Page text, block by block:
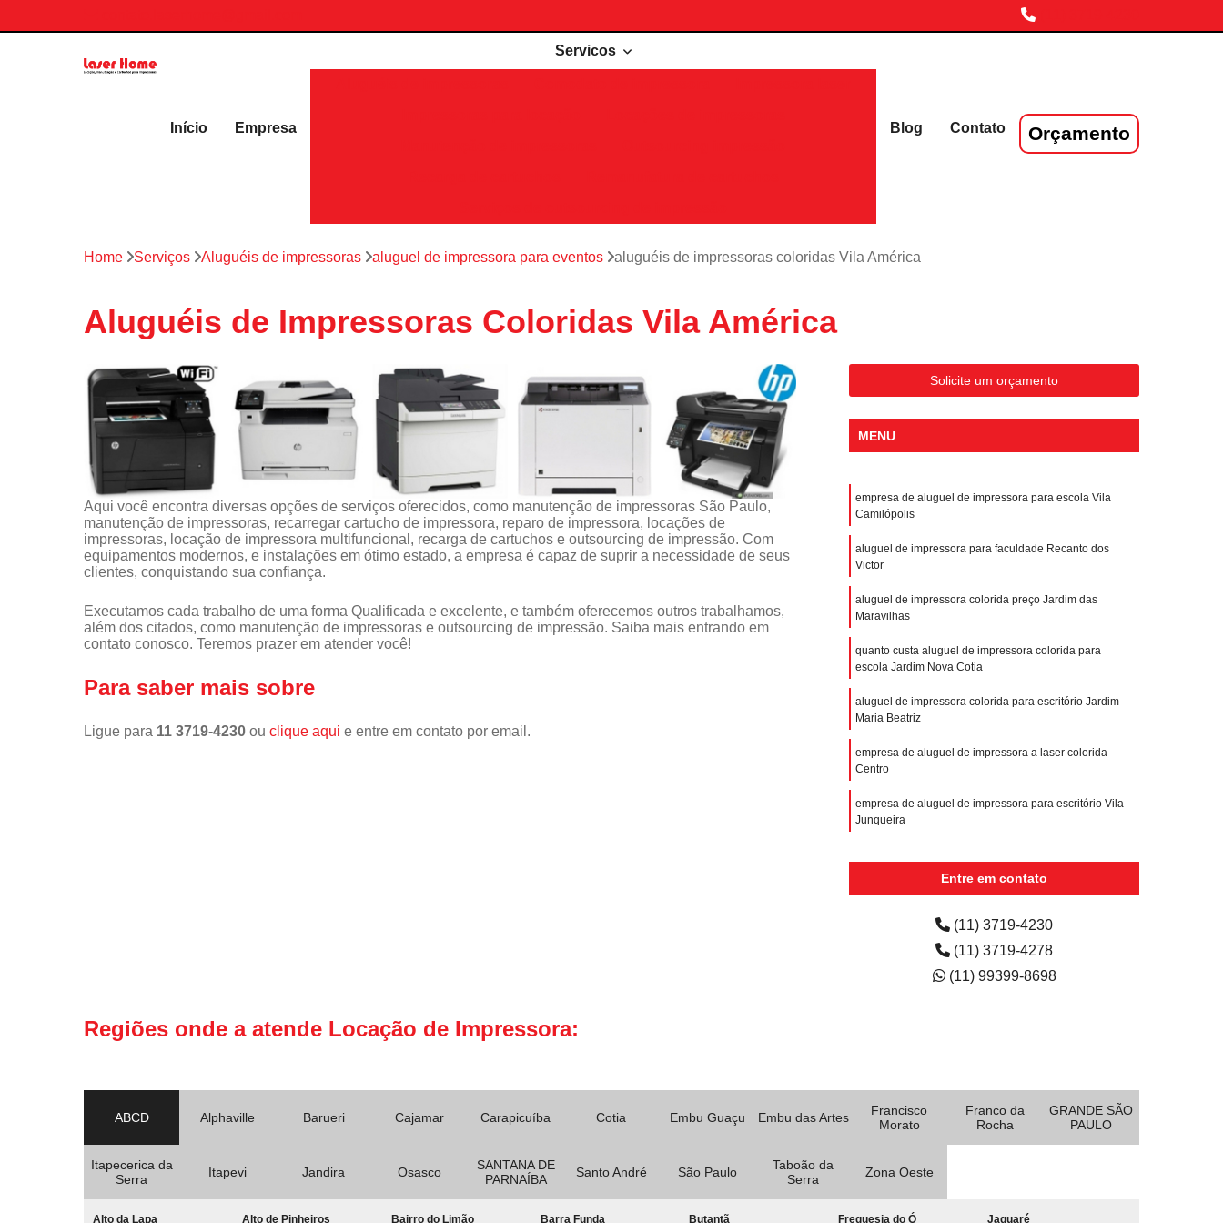
Início Empresa
Servicos
Blog Contato Orçamento
Home Serviços Aluguéis de impressoras aluguel de impressora para eventos aluguéis de impressoras coloridas Vila América
Aluguéis de Impressoras Coloridas Vila América
Aqui você encontra diversas opções de serviços oferecidos, como manutenção de impressoras São Paulo,
manutenção de impressoras, recarregar cartucho de impressora, reparo de impressora, locações de
impressoras, locação de impressora multifuncional, recarga de cartuchos e outsourcing de impressão. Com
equipamentos modernos, e instalações em ótimo estado, a empresa é capaz de suprir a necessidade de seus
clientes, conquistando sua confiança.
Executamos cada trabalho de uma forma Qualificada e excelente, e também oferecemos outros trabalhamos,
além dos citados, como manutenção de impressoras e outsourcing de impressão. Saiba mais entrando em
contato conosco. Teremos prazer em atender você!
Para saber mais sobre
Ligue para 11 3719-4230 ou clique aqui e entre em contato por email.
Solicite um orçamento
MENU
empresa de aluguel de impressora para escola Vila
Camilópolis
aluguel de impressora para faculdade Recanto dos
Victor
aluguel de impressora colorida preço Jardim das
Maravilhas
quanto custa aluguel de impressora colorida para
escola Jardim Nova Cotia
aluguel de impressora colorida para escritório Jardim
Maria Beatriz
empresa de aluguel de impressora a laser colorida
Centro
empresa de aluguel de impressora para escritório Vila
Junqueira
Entre em contato
(11) 3719-4230
(11) 3719-4278
(11) 99399-8698
Regiões onde a atende Locação de Impressora:
ABCD Alphaville Barueri Cajamar Carapicuíba Cotia Embu Guaçu Embu das Artes
Francisco
Morato
Franco da
Rocha
GRANDE SÃO
PAULO
Itapecerica da
Serra
Itapevi Jandira Osasco
SANTANA DE
PARNAÍBA
Santo André São Paulo
Taboão da
Serra
Zona Oeste
Alto da Lapa Alto de Pinheiros Bairro do Limão Barra Funda Butantã Freguesia do Ó Jaguaré